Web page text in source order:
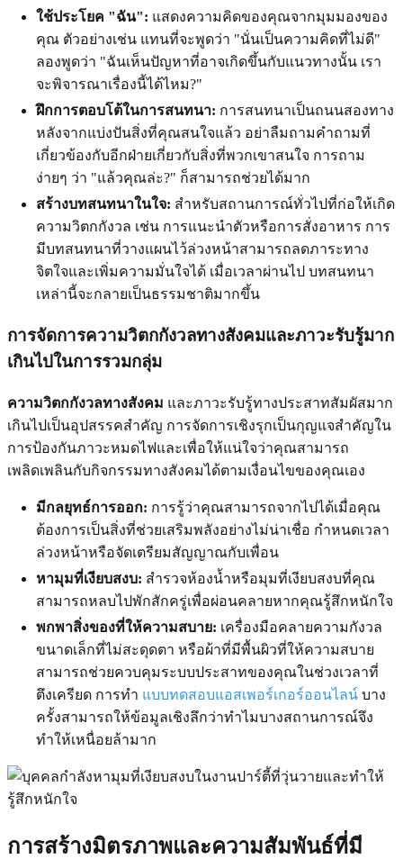
ใช้ประโยค "ฉัน": แสดงความคิดของคุณจากมุมมองของ
คุณ ตัวอย่างเช่น แทนที่จะพูดว่า "นั่นเป็นความคิดที่ไม่ดี"
ลองพูดว่า "ฉันเห็นปัญหาที่อาจเกิดขึ้นกับแนวทางนั้น เรา
จะพิจารณาเรื่องนี้ได้ไหม?"
ฝึกการตอบโต้ในการสนทนา: การสนทนาเป็นถนนสองทาง
หลังจากแบ่งปันสิ่งที่คุณสนใจแล้ว อย่าลืมถามคำถามที่
เกี่ยวข้องกับอีกฝ่ายเกี่ยวกับสิ่งที่พวกเขาสนใจ การถาม
ง่ายๆ ว่า "แล้วคุณล่ะ?" ก็สามารถช่วยได้มาก
สร้างบทสนทนาในใจ: สำหรับสถานการณ์ทั่วไปที่ก่อให้เกิด
ความวิตกกังวล เช่น การแนะนำตัวหรือการสั่งอาหาร การ
มีบทสนทนาที่วางแผนไว้ล่วงหน้าสามารถลดภาระทาง
จิตใจและเพิ่มความมั่นใจได้ เมื่อเวลาผ่านไป บทสนทนา
เหล่านี้จะกลายเป็นธรรมชาติมากขึ้น
การจัดการความวิตกกังวลทางสังคมและภาวะรับรู้มาก
เกินไปในการรวมกลุ่ม
ความวิตกกังวลทางสังคม และภาวะรับรู้ทางประสาทสัมผัสมาก
เกินไปเป็นอุปสรรคสำคัญ การจัดการเชิงรุกเป็นกุญแจสำคัญใน
การป้องกันภาวะหมดไฟและเพื่อให้แน่ใจว่าคุณสามารถ
เพลิดเพลินกับกิจกรรมทางสังคมได้ตามเงื่อนไขของคุณเอง
มีกลยุทธ์การออก: การรู้ว่าคุณสามารถจากไปได้เมื่อคุณ
ต้องการเป็นสิ่งที่ช่วยเสริมพลังอย่างไม่น่าเชื่อ กำหนดเวลา
ล่วงหน้าหรือจัดเตรียมสัญญาณกับเพื่อน
หามุมที่เงียบสงบ: สำรวจห้องน้ำหรือมุมที่เงียบสงบที่คุณ
สามารถหลบไปพักสักครู่เพื่อผ่อนคลายหากคุณรู้สึกหนักใจ
พกพาสิ่งของที่ให้ความสบาย: เครื่องมือคลายความกังวล
ขนาดเล็กที่ไม่สะดุดตา หรือผ้าที่มีพื้นผิวที่ให้ความสบาย
สามารถช่วยควบคุมระบบประสาทของคุณในช่วงเวลาที่
ตึงเครียด การทำ แบบทดสอบแอสเพอร์เกอร์ออนไลน์ บาง
ครั้งสามารถให้ข้อมูลเชิงลึกว่าทำไมบางสถานการณ์จึง
ทำให้เหนื่อยล้ามาก
การสร้างมิตรภาพและความสัมพันธ์ที่มี